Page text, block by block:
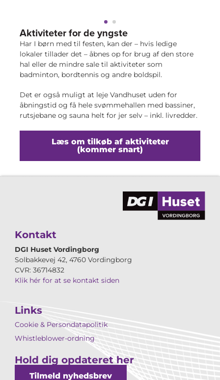
Aktiviteter for de yngste
Har I børn med til festen, kan der – hvis ledige
lokaler tillader det – åbnes op for brug af den store
hal eller de mindre sale til aktiviteter som
badminton, bordtennis og andre boldspil.
Det er også muligt at leje Vandhuset uden for
åbningstid og få hele svømmehallen med bassiner,
rutsjebane og sauna helt for jer selv – inkl. livredder.
Læs om tilkøb af aktiviteter
(kommer snart)
Kontakt
DGI Huset Vordingborg
Solbakkevej 42, 4760 Vordingborg
CVR: 36714832
Klik hér for at se kontakt siden
Links
Cookie & Persondatapolitik
Whistleblower-ordning
Hold dig opdateret her
Tilmeld nyhedsbrev